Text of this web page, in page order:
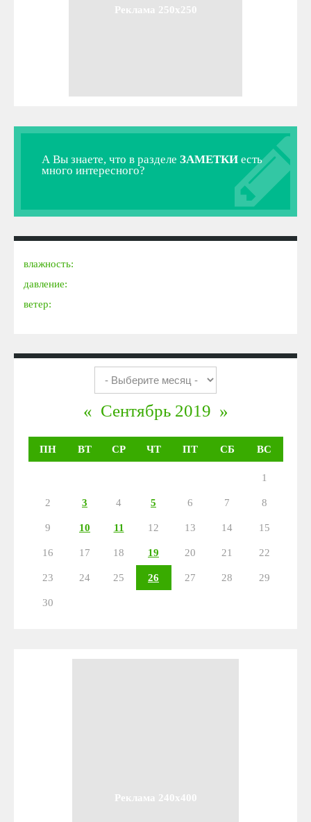
Реклама 250x250
А Вы знаете, что в разделе ЗАМЕТКИ есть
много интересного?
влажность:
давление:
ветер:
« Сентябрь 2019 »
ПН ВТ СР ЧТ ПТ СБ ВС
1
2 3 4 5 6 7 8
9 10 11 12 13 14 15
16 17 18 19 20 21 22
23 24 25 26 27 28 29
30
Реклама 240x400